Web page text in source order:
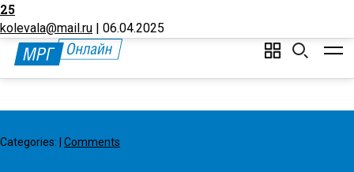
Буклет
25
kolevala@mail.ru | 06.04.2025
Categories: Comments